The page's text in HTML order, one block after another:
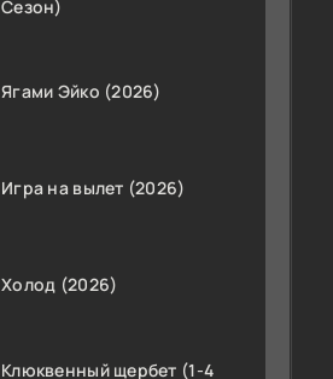
Сезон)
Ягами Эйко (2026)
Игра на вылет (2026)
Холод (2026)
Клюквенный щербет (1-4